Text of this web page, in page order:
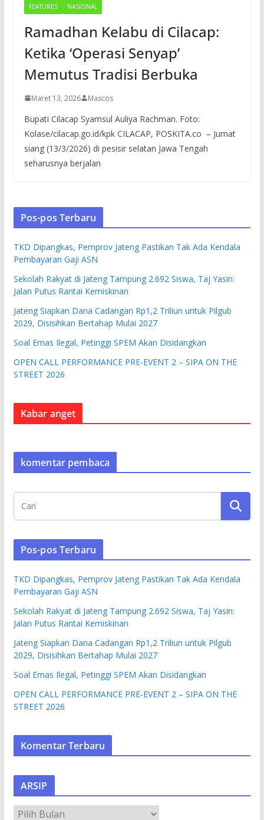
FEATURES NASIONAL
Ramadhan Kelabu di Cilacap:
Ketika ‘Operasi Senyap’
Memutus Tradisi Berbuka
Maret 13, 2026 Mascos
Bupati Cilacap Syamsul Auliya Rachman. Foto:
Kolase/cilacap.go.id/kpk CILACAP, POSKITA.co – Jumat
siang (13/3/2026) di pesisir selatan Jawa Tengah
seharusnya berjalan
Pos-pos Terbaru
TKD Dipangkas, Pemprov Jateng Pastikan Tak Ada Kendala
Pembayaran Gaji ASN
Sekolah Rakyat di Jateng Tampung 2.692 Siswa, Taj Yasin:
Jalan Putus Rantai Kemiskinan
Jateng Siapkan Dana Cadangan Rp1,2 Triliun untuk Pilgub
2029, Disisihkan Bertahap Mulai 2027
Soal Emas Ilegal, Petinggi SPEM Akan Disidangkan
OPEN CALL PERFORMANCE PRE-EVENT 2 – SIPA ON THE
STREET 2026
Kabar anget
komentar pembaca
Pos-pos Terbaru
TKD Dipangkas, Pemprov Jateng Pastikan Tak Ada Kendala
Pembayaran Gaji ASN
Sekolah Rakyat di Jateng Tampung 2.692 Siswa, Taj Yasin:
Jalan Putus Rantai Kemiskinan
Jateng Siapkan Dana Cadangan Rp1,2 Triliun untuk Pilgub
2029, Disisihkan Bertahap Mulai 2027
Soal Emas Ilegal, Petinggi SPEM Akan Disidangkan
OPEN CALL PERFORMANCE PRE-EVENT 2 – SIPA ON THE
STREET 2026
Komentar Terbaru
ARSIP